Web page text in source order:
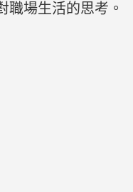
職場生活的思考。